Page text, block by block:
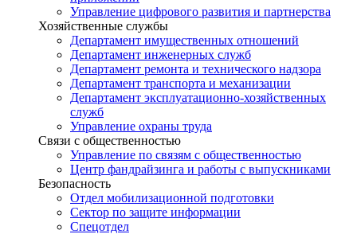
Управление цифрового развития и партнерства
Хозяйственные службы
Департамент имущественных отношений
Департамент инженерных служб
Департамент ремонта и технического надзора
Департамент транспорта и механизации
Департамент эксплуатационно-хозяйственных
служб
Управление охраны труда
Связи с общественностью
Управление по связям с общественностью
Центр фандрайзинга и работы с выпускниками
Безопасность
Отдел мобилизационной подготовки
Сектор по защите информации
Спецотдел